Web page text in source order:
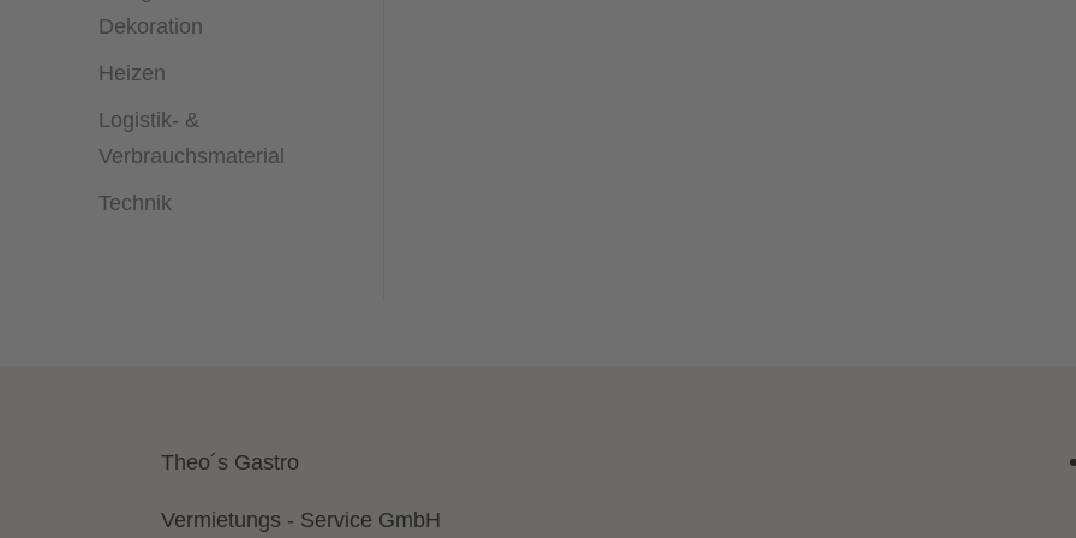
Dekoration
Heizen
Logistik- &
Verbrauchsmaterial
Technik
Theo´s Gastro
Vermietungs - Service GmbH